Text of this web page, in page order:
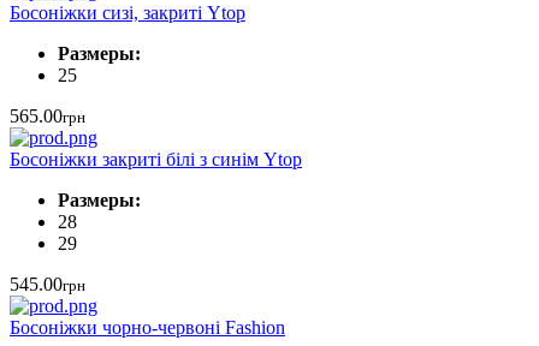
Босоніжки сизі, закриті Ytop
Размеры:
25
565.00грн
Босоніжки закриті білі з синім Ytop
Размеры:
28
29
545.00грн
Босоніжки чорно-червоні Fashion